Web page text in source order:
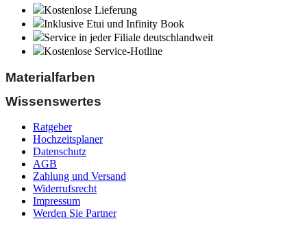
Kostenlose Lieferung
Inklusive Etui und Infinity Book
Service in jeder Filiale deutschlandweit
Kostenlose Service-Hotline
Materialfarben
Wissenswertes
Ratgeber
Hochzeitsplaner
Datenschutz
AGB
Zahlung und Versand
Widerrufsrecht
Impressum
Werden Sie Partner